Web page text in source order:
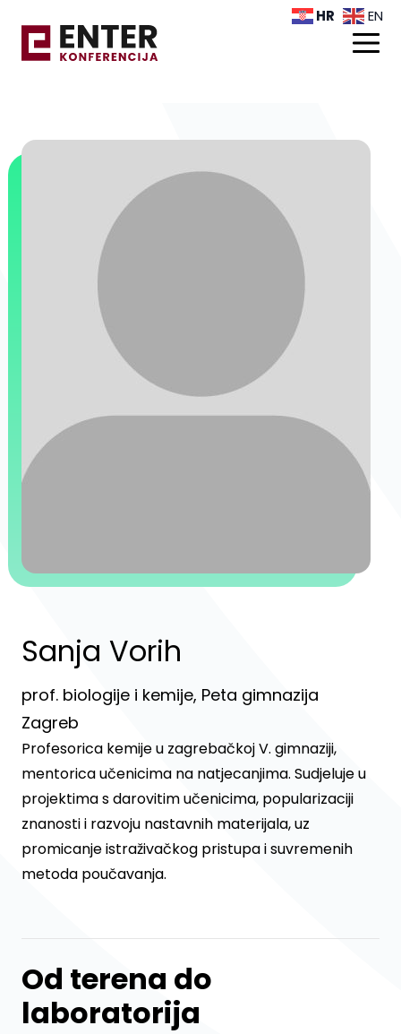
Sanja Vorih
prof. biologije i kemije, Peta gimnazija
Zagreb
Profesorica kemije u zagrebačkoj V. gimnaziji,
mentorica učenicima na natjecanjima. Sudjeluje u
projektima s darovitim učenicima, popularizaciji
znanosti i razvoju nastavnih materijala, uz
promicanje istraživačkog pristupa i suvremenih
metoda poučavanja.
Od terena do
laboratorija
HR EN